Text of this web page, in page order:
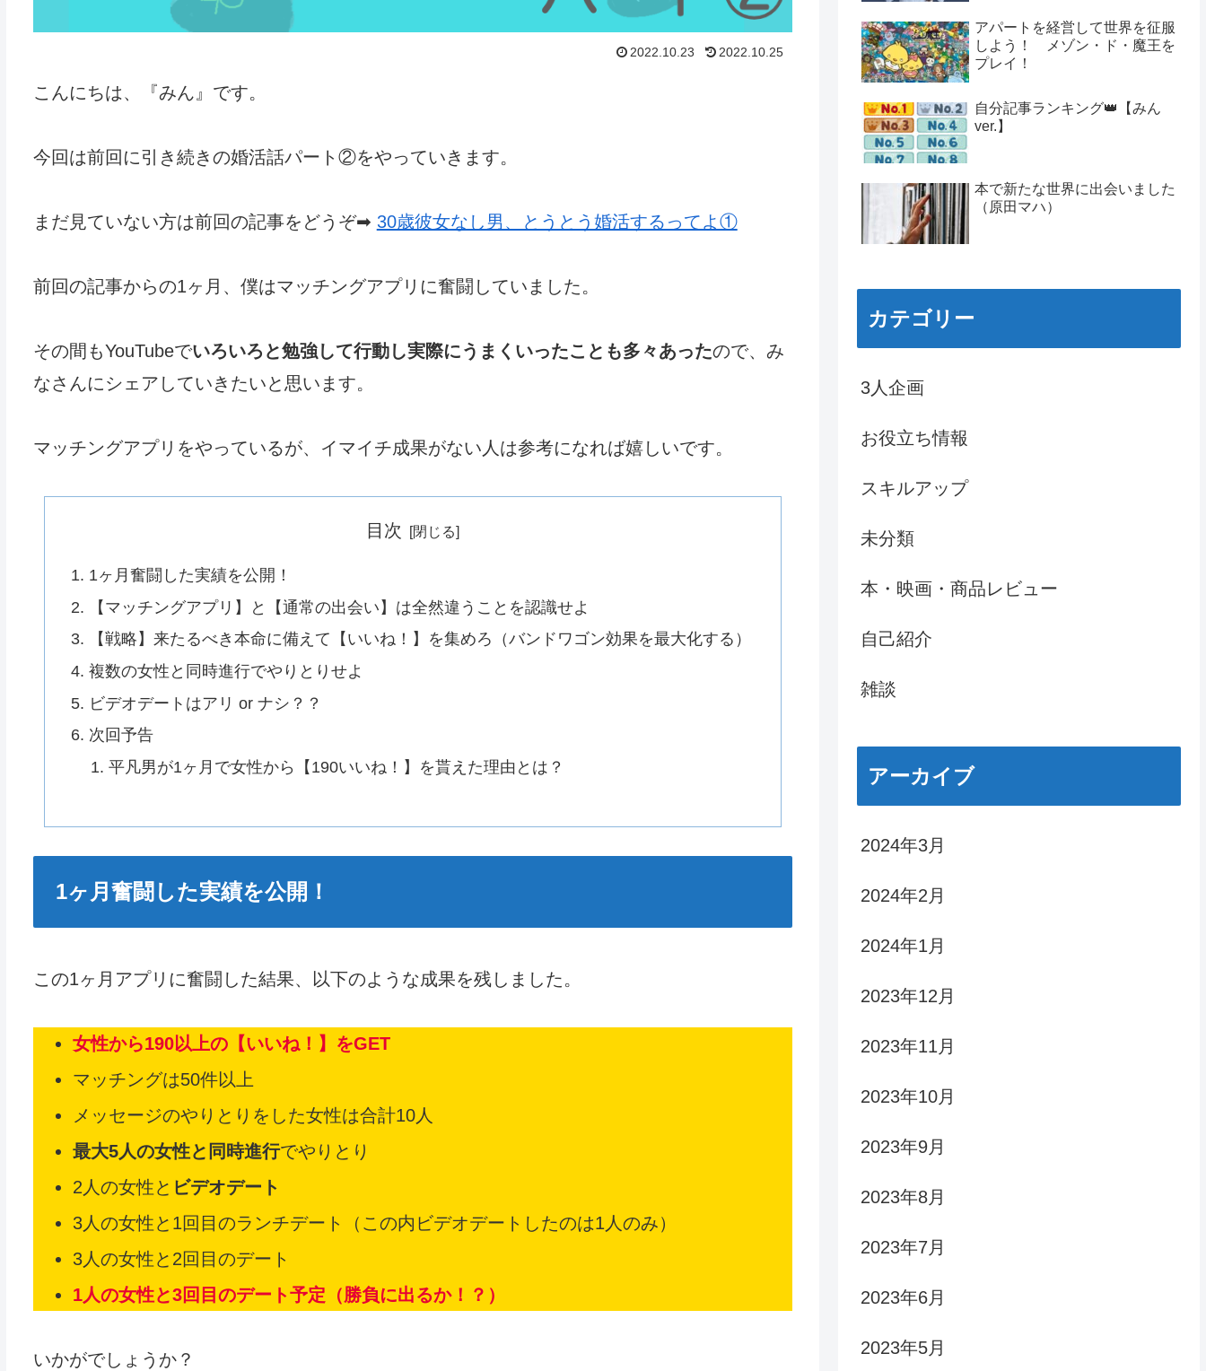
2022.10.23 2022.10.25
こんにちは、『みん』です。
今回は前回に引き続きの婚活話パート②をやっていきます。
まだ見ていない方は前回の記事をどうぞ➡︎ 30歳彼女なし男、とうとう婚活するってよ①
前回の記事からの1ヶ月、僕はマッチングアプリに奮闘していました。
その間もYouTubeでいろいろと勉強して行動し実際にうまくいったことも多々あったので、み
なさんにシェアしていきたいと思います。
マッチングアプリをやっているが、イマイチ成果がない人は参考になれば嬉しいです。
目次
1ヶ月奮闘した実績を公開！
【マッチングアプリ】と【通常の出会い】は全然違うことを認識せよ
【戦略】来たるべき本命に備えて【いいね！】を集めろ（バンドワゴン効果を最大化する）
複数の女性と同時進行でやりとりせよ
ビデオデートはアリ or ナシ？？
次回予告
平凡男が1ヶ月で女性から【190いいね！】を貰えた理由とは？
1ヶ月奮闘した実績を公開！
この1ヶ月アプリに奮闘した結果、以下のような成果を残しました。
女性から190以上の【いいね！】をGET
マッチングは50件以上
メッセージのやりとりをした女性は合計10人
最大5人の女性と同時進行でやりとり
2人の女性と ビデオデート
3人の女性と1回目のランチデート（この内ビデオデートしたのは1人のみ）
3人の女性と2回目のデート
1人の女性と3回目のデート予定（勝負に出るか！？）
いかがでしょうか？
アパートを経営して世界を征服
しよう！ メゾン・ド・魔王を
プレイ！
自分記事ランキング👑【みん
ver.】
本で新たな世界に出会いました
（原田マハ）
カテゴリー
3人企画
お役立ち情報
スキルアップ
未分類
本・映画・商品レビュー
自己紹介
雑談
アーカイブ
2024年3月
2024年2月
2024年1月
2023年12月
2023年11月
2023年10月
2023年9月
2023年8月
2023年7月
2023年6月
2023年5月